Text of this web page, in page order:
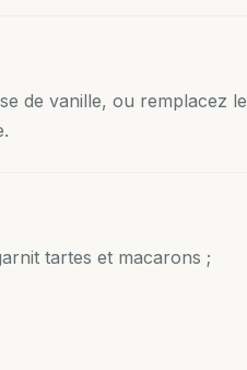
de vanille, ou remplacez le
tartes et macarons ;